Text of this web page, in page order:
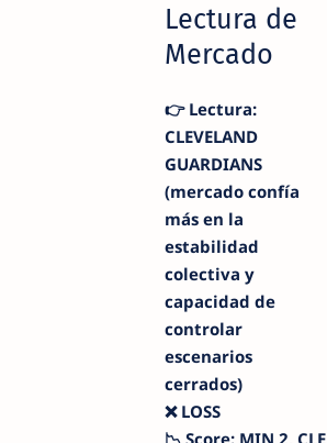
Lectura de
Mercado
👉 Lectura:
CLEVELAND
GUARDIANS
(mercado confía
más en la
estabilidad
colectiva y
capacidad de
controlar
escenarios
cerrados)
❌ LOSS
📉 Score: MIN 2, CLE